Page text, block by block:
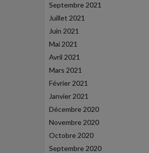
Septembre 2021
Juillet 2021
Juin 2021
Mai 2021
Avril 2021
Mars 2021
Février 2021
Janvier 2021
Décembre 2020
Novembre 2020
Octobre 2020
Septembre 2020